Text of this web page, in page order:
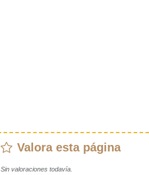
Valora esta página
Sin valoraciones todavía.